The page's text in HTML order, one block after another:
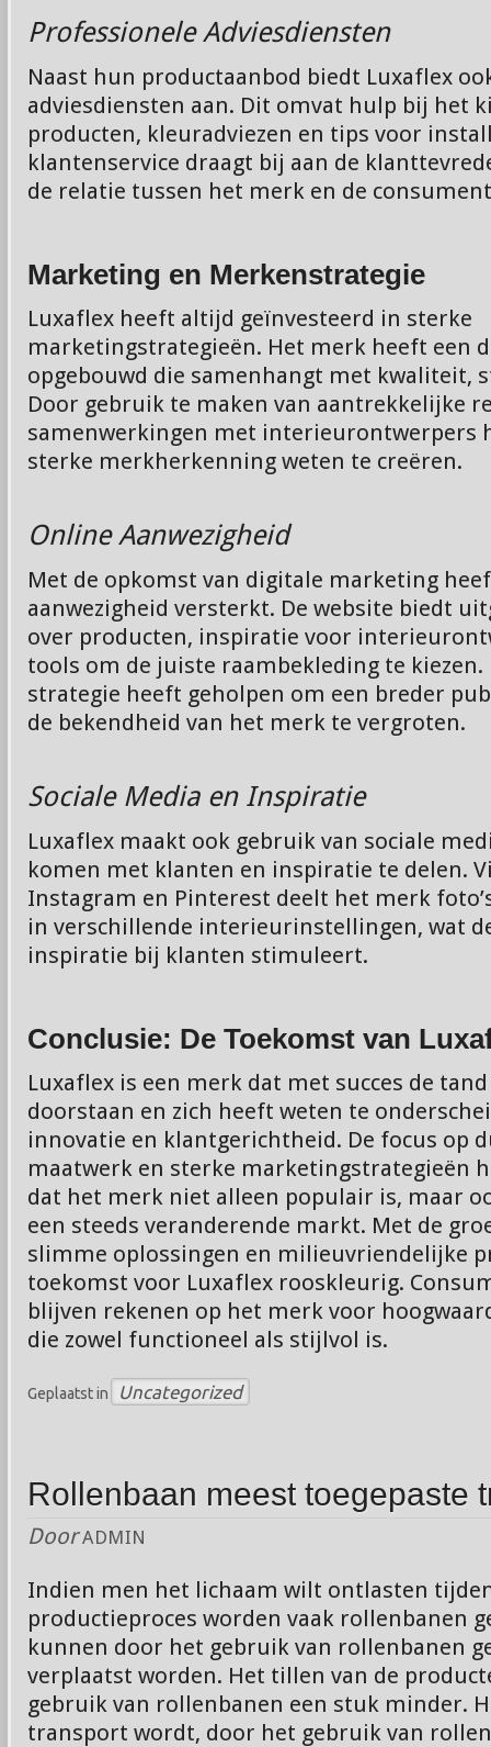
Professionele Adviesdiensten
Naast hun productaanbod biedt Luxaflex
adviesdiensten aan. Dit omvat hulp bij het
producten, kleuradviezen en tips voor
klantenservice draagt bij aan de
de relatie tussen het merk en de
Marketing en Merkenstrategie
Luxaflex heeft altijd geïnvesteerd in sterke
marketingstrategieën. Het merk heeft een
opgebouwd die samenhangt met kwaliteit,
Door gebruik te maken van aantrekkelijke
samenwerkingen met interieurontwerpers
sterke merkherkenning weten te creëren.
Online Aanwezigheid
Met de opkomst van digitale marketing
aanwezigheid versterkt. De website biedt
over producten, inspiratie voor
tools om de juiste raambekleding te kiezen.
strategie heeft geholpen om een breder
de bekendheid van het merk te vergroten.
Sociale Media en Inspiratie
Luxaflex maakt ook gebruik van sociale
komen met klanten en inspiratie te delen.
Instagram en Pinterest deelt het merk
in verschillende interieurinstellingen, wat
inspiratie bij klanten stimuleert.
Conclusie: De Toekomst van
Luxaflex is een merk dat met succes de
doorstaan en zich heeft weten te
innovatie en klantgerichtheid. De focus op
maatwerk en sterke marketingstrategieën
dat het merk niet alleen populair is, maar
een steeds veranderende markt. Met de
slimme oplossingen en milieuvriendelijke
toekomst voor Luxaflex rooskleurig.
blijven rekenen op het merk voor
die zowel functioneel als stijlvol is.
Geplaatst in Uncategorized
Rollenbaan meest toegepaste
Door ADMIN
Indien men het lichaam wilt ontlasten
productieproces worden vaak rollenbanen
kunnen door het gebruik van rollenbanen
verplaatst worden. Het tillen van de
gebruik van rollenbanen een stuk minder.
transport wordt, door het gebruik van